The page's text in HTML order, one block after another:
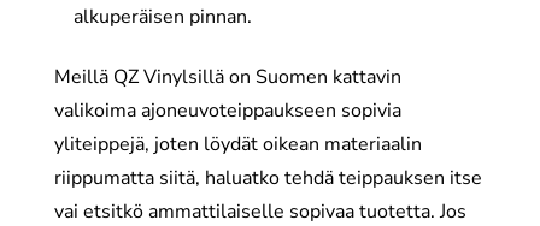
alkuperäisen pinnan.
Meillä QZ Vinylsillä on Suomen kattavin
valikoima ajoneuvoteippaukseen sopivia
yliteippejä, joten löydät oikean materiaalin
riippumatta siitä, haluatko tehdä teippauksen itse
vai etsitkö ammattilaiselle sopivaa tuotetta. Jos